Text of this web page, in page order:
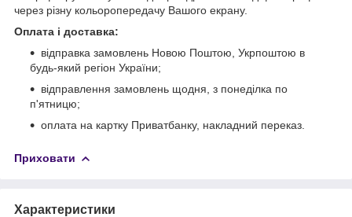
через різну кольоропередачу Вашого екрану.
Оплата і доставка:
відправка замовлень Новою Поштою, Укрпоштою в
будь-який регіон України;
відправлення замовлень щодня, з понеділка по
п'ятницю;
оплата на картку Приватбанку, накладний переказ.
Приховати
Характеристики